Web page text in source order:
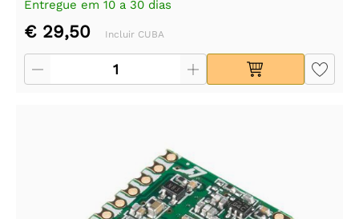
Entregue em 10 a 30 dias
€ 29,50 Incluir CUBA